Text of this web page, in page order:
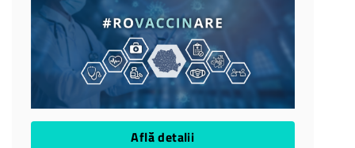
Află detalii